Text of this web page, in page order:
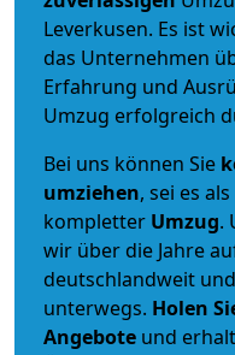
Leverkusen. Es ist
das Unternehmen
Erfahrung und
Umzug erfolgreich
Bei uns können Sie
umziehen, sei es als
kompletter Umzug.
wir über die Jahre
deutschlandweit
unterwegs. Holen
Angebote und